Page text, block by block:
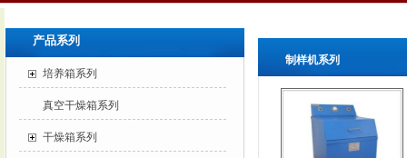
制样机系列
产品系列
培养箱系列
真空干燥箱系列
干燥箱系列